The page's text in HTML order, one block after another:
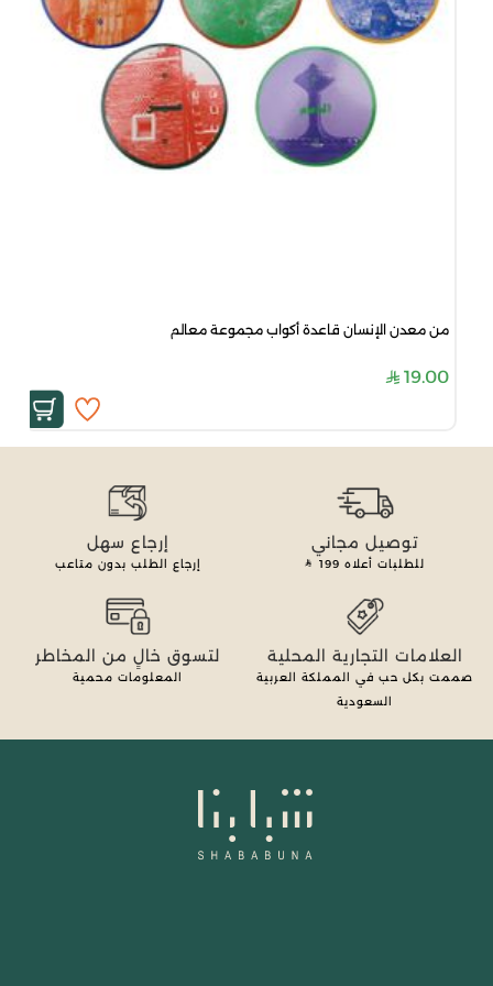
من معدن الإنسان قاعدة أكواب مجموعة معالم
19.00
توصيل مجاني
للطلبات أعلاه 199
إرجاع سهل
إرجاع الطلب بدون متاعب
العلامات التجارية المحلية
صممت بكل حب في المملكة العربية
السعودية
لتسوق خالٍ من المخاطر
المعلومات محمية